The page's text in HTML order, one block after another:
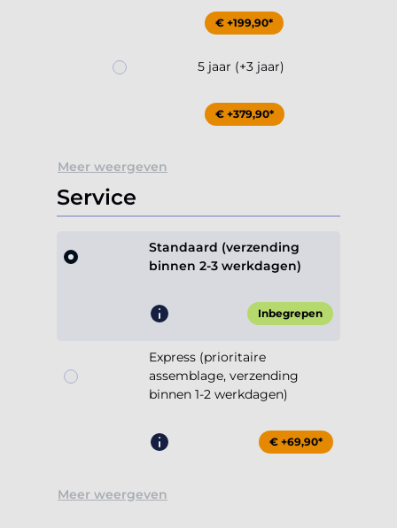
€ +199,90*
5 jaar (+3 jaar)
€ +379,90*
Meer weergeven
Service
Standaard (verzending
binnen 2-3 werkdagen)
Inbegrepen
Express (prioritaire
assemblage, verzending
binnen 1-2 werkdagen)
€ +69,90*
Meer weergeven